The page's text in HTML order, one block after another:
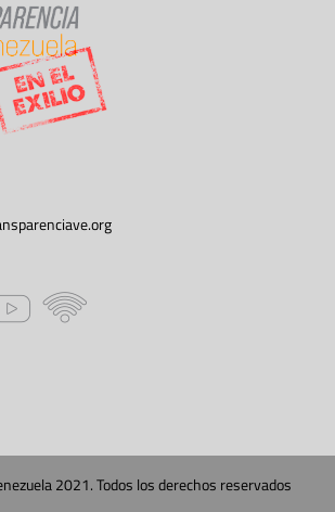
2021. Todos los derechos reservados